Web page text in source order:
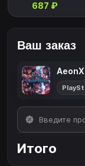
687 ₽
Ваш заказ
Итого